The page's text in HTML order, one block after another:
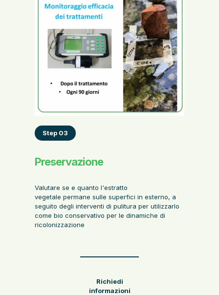
Step 03
Preservazione
Valutare se e quanto l'estratto
vegetale permane sulle superfici in esterno, a
seguito degli interventi di pulitura per utilizzarlo
come bio conservativo per le dinamiche di
ricolonizzazione
Richiedi
informazioni